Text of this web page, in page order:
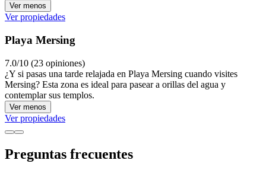
Ver menos
Ver propiedades
Playa Mersing
7.0/10 (23 opiniones)
¿Y si pasas una tarde relajada en Playa Mersing cuando visites
Mersing? Esta zona es ideal para pasear a orillas del agua y
contemplar sus templos.
Ver menos
Ver propiedades
Preguntas frecuentes